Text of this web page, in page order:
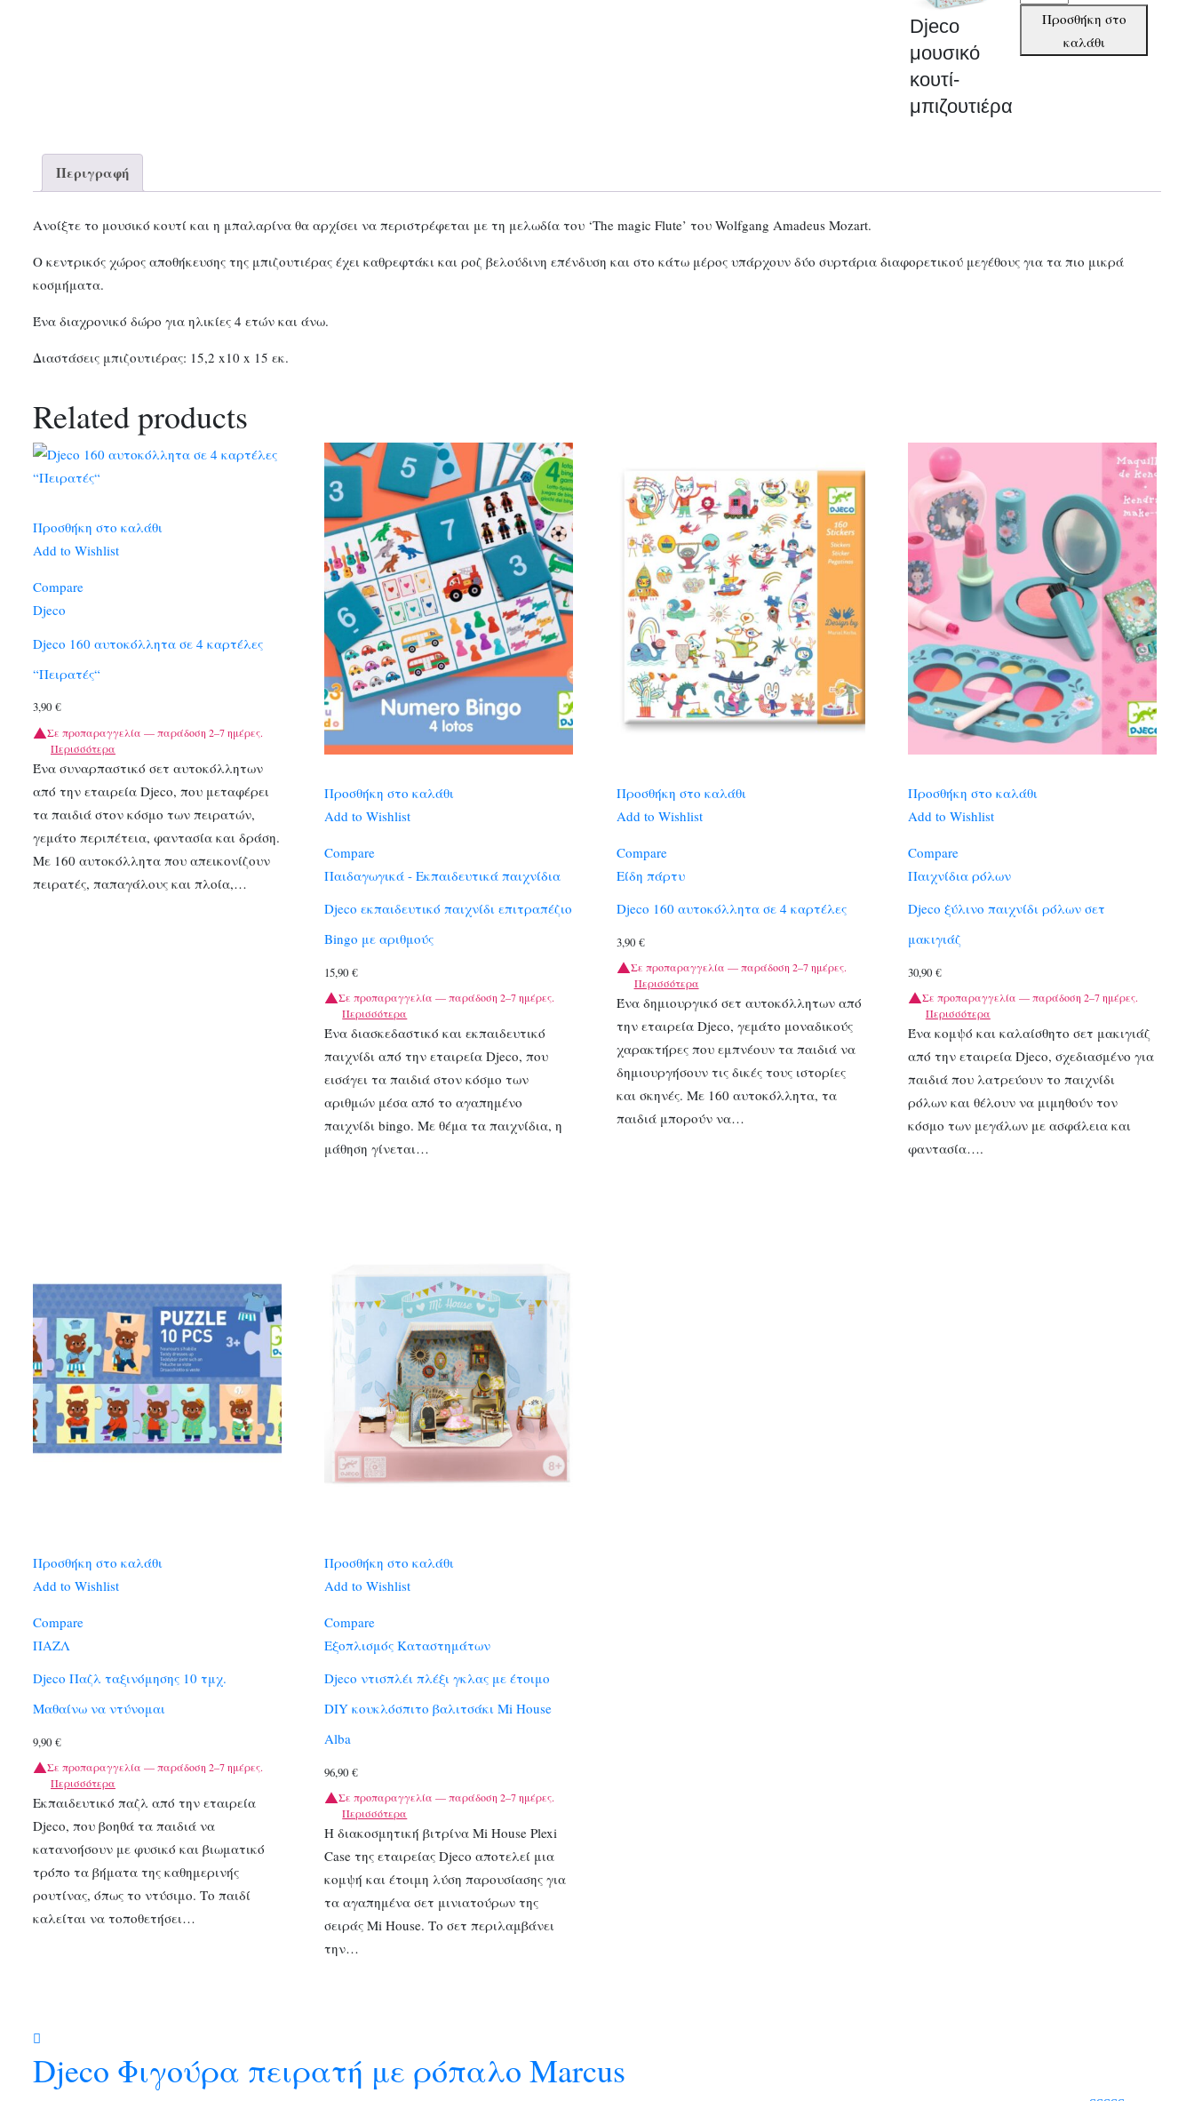
Djeco
μουσικό
κουτί-
μπιζουτιέρα
μουσικό
μπιζουτιέρα
Προσθήκη στο
καλάθι
Περιγραφή
Ανοίξτε το μουσικό κουτί και η μπαλαρίνα θα αρχίσει να περιστρέφεται με τη μελωδία του ‘The magic Flute’ του Wolfgang Amadeus Mozart.
Ο κεντρικός χώρος αποθήκευσης της μπιζουτιέρας έχει καθρεφτάκι και ροζ βελούδινη επένδυση και στο κάτω μέρος υπάρχουν δύο συρτάρια διαφορετικού μεγέθους για τα πιο μικρά
κοσμήματα.
Ένα διαχρονικό δώρο για ηλικίες 4 ετών και άνω.
Διαστάσεις μπιζουτιέρας: 15,2 x10 x 15 εκ.
Related products
Προσθήκη στο καλάθι
Add to Wishlist
Compare
Djeco
Djeco 160 αυτοκόλλητα σε 4 καρτέλες
“Πειρατές“
3,90 €
Σε προπαραγγελία — παράδοση 2–7 ημέρες.
Περισσότερα
Ένα συναρπαστικό σετ αυτοκόλλητων
από την εταιρεία Djeco, που μεταφέρει
τα παιδιά στον κόσμο των πειρατών,
γεμάτο περιπέτεια, φαντασία και δράση.
Με 160 αυτοκόλλητα που απεικονίζουν
πειρατές, παπαγάλους και πλοία,…
Προσθήκη στο καλάθι
Add to Wishlist
Compare
Παιδαγωγικά - Εκπαιδευτικά παιχνίδια
Djeco εκπαιδευτικό παιχνίδι επιτραπέζιο
Bingo με αριθμούς
15,90€
Σε προπαραγγελία — παράδοση 2–7 ημέρες.
Περισσότερα
Ένα διασκεδαστικό και εκπαιδευτικό
παιχνίδι από την εταιρεία Djeco, που
εισάγει τα παιδιά στον κόσμο των
αριθμών μέσα από το αγαπημένο
παιχνίδι bingo. Με θέμα τα παιχνίδια, η
μάθηση γίνεται…
Προσθήκη στο καλάθι
Add to Wishlist
Compare
Είδη πάρτυ
Djeco 160 αυτοκόλλητα σε 4 καρτέλες
3,90 €
Σε προπαραγγελία — παράδοση 2–7 ημέρες.
Περισσότερα
Ένα δημιουργικό σετ αυτοκόλλητων από
την εταιρεία Djeco, γεμάτο μοναδικούς
χαρακτήρες που εμπνέουν τα παιδιά να
δημιουργήσουν τις δικές τους ιστορίες
και σκηνές. Με 160 αυτοκόλλητα, τα
παιδιά μπορούν να…
Προσθήκη στο καλάθι
Add to Wishlist
Compare
Παιχνίδια ρόλων
Djeco ξύλινο παιχνίδι ρόλων σετ
μακιγιάζ
30,90 €
Σε προπαραγγελία — παράδοση 2–7 ημέρες.
Περισσότερα
Ένα κομψό και καλαίσθητο σετ μακιγιάζ
από την εταιρεία Djeco, σχεδιασμένο για
παιδιά που λατρεύουν το παιχνίδι
ρόλων και θέλουν να μιμηθούν τον
κόσμο των μεγάλων με ασφάλεια και
φαντασία….
Προσθήκη στο καλάθι
Add to Wishlist
Compare
ΠΑΖΛ
Djeco Παζλ ταξινόμησης 10 τμχ.
Μαθαίνω να ντύνομαι
9,90 €
Σε προπαραγγελία — παράδοση 2–7 ημέρες.
Περισσότερα
Εκπαιδευτικό παζλ από την εταιρεία
Djeco, που βοηθά τα παιδιά να
κατανοήσουν με φυσικό και βιωματικό
τρόπο τα βήματα της καθημερινής
ρουτίνας, όπως το ντύσιμο. Το παιδί
καλείται να τοποθετήσει…
Προσθήκη στο καλάθι
Add to Wishlist
Compare
Εξοπλισμός Καταστημάτων
Djeco ντισπλέι πλέξι γκλας με έτοιμο
DIY κουκλόσπιτο βαλιτσάκι Mi House
Alba
96,90€
Σε προπαραγγελία — παράδοση 2–7 ημέρες.
Περισσότερα
Η διακοσμητική βιτρίνα Mi House Plexi
Case της εταιρείας Djeco αποτελεί μια
κομψή και έτοιμη λύση παρουσίασης για
τα αγαπημένα σετ μινιατούρων της
σειράς Mi House. Το σετ περιλαμβάνει
την…
Djeco Φιγούρα πειρατή με ρόπαλο Marcus